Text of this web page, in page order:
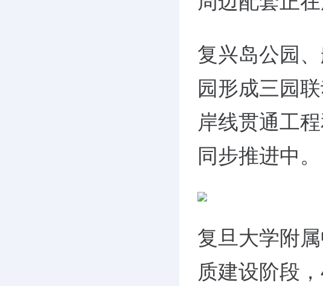
复兴岛公园
园形成三园
岸线贯通工
同步推进中。
复旦大学附
质建设阶段